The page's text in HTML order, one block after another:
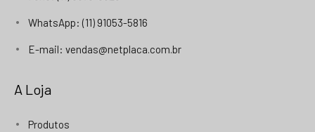
WhatsApp: (11) 91053-5816
E-mail: vendas@netplaca.com.br
A Loja
Produtos